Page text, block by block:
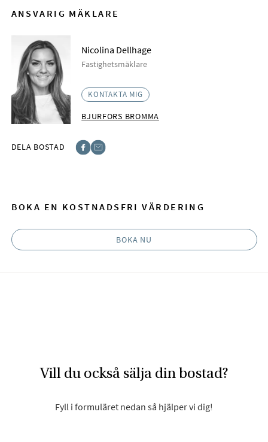
ANSVARIG MÄKLARE
Nicolina Dellhage
Fastighetsmäklare
KONTAKTA MIG
BJURFORS BROMMA
DELA BOSTAD
BOKA EN KOSTNADSFRI VÄRDERING
BOKA NU
Vill du också sälja din bostad?
Fyll i formuläret nedan så hjälper vi dig!